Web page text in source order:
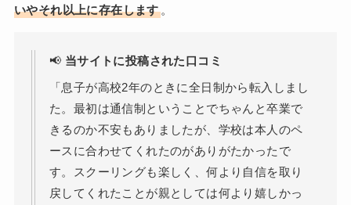
いやそれ以上に存在します。
📢 当サイトに投稿された口コミ
「息子が高校2年のときに全日制から転入しまし
た。最初は通信制ということでちゃんと卒業で
きるのか不安もありましたが、学校は本人のペ
ースに合わせてくれたのがありがたかったで
す。スクーリングも楽しく、何より自信を取り
戻してくれたことが親としては何より嬉しかっ